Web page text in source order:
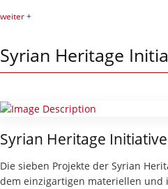
weiter +
Syrian Heritage
Syrian Heritage Initiative
Die sieben Projekte der Syrian
dem einzigartigen materiellen